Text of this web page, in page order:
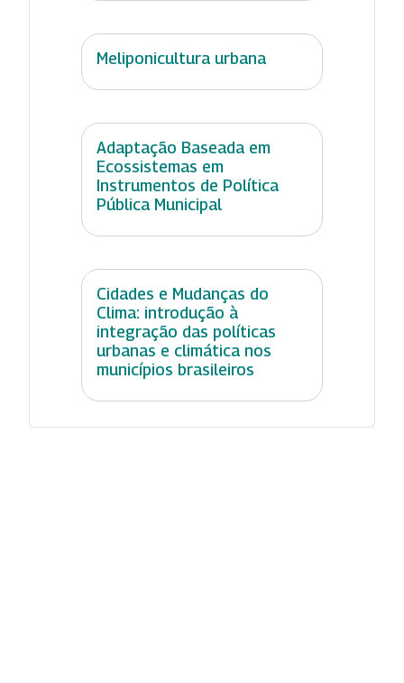
Meliponicultura urbana
Adaptação Baseada em
Ecossistemas em
Instrumentos de Política
Pública Municipal
Cidades e Mudanças do
Clima: introdução à
integração das políticas
urbanas e climática nos
municípios brasileiros